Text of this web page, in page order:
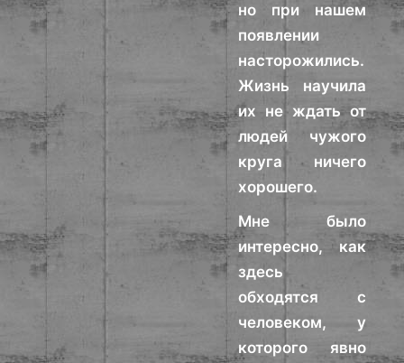
но при нашем
появлении
насторожились.
Жизнь научила
их не ждать от
людей чужого
круга ничего
хорошего.
Мне было
интересно, как
здесь
обходятся с
человеком, у
которого явно